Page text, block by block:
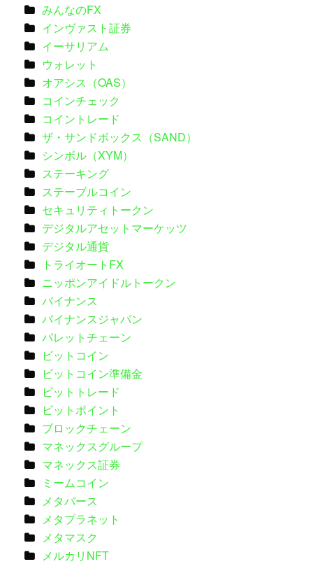
みんなのFX
インヴァスト証券
イーサリアム
ウォレット
オアシス（OAS）
コインチェック
コイントレード
ザ・サンドボックス（SAND）
シンボル（XYM）
ステーキング
ステーブルコイン
セキュリティトークン
デジタルアセットマーケッツ
デジタル通貨
トライオートFX
ニッポンアイドルトークン
バイナンス
バイナンスジャパン
パレットチェーン
ビットコイン
ビットコイン準備金
ビットトレード
ビットポイント
ブロックチェーン
マネックスグループ
マネックス証券
ミームコイン
メタバース
メタプラネット
メタマスク
メルカリNFT